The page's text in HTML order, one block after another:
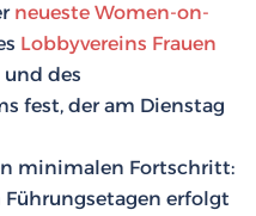
neueste Women-on-
Lobbyvereins Frauen
und des
fest, der am Dienstag
minimalen Fortschritt:
Führungsetagen erfolgt